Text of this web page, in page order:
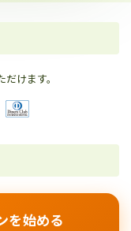
けます。
を始める